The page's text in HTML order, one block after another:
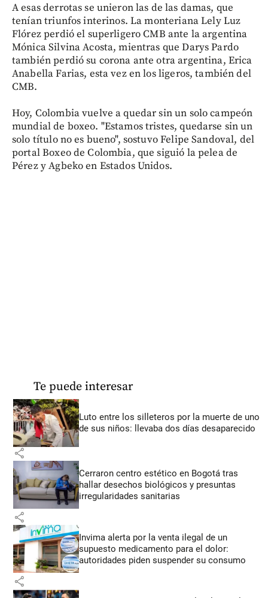
A esas derrotas se unieron las de las damas, que
tenían triunfos interinos. La monteriana Lely Luz
Flórez perdió el superligero CMB ante la argentina
Mónica Silvina Acosta, mientras que Darys Pardo
también perdió su corona ante otra argentina, Erica
Anabella Farias, esta vez en los ligeros, también del
CMB.
Hoy, Colombia vuelve a quedar sin un solo campeón
mundial de boxeo. "Estamos tristes, quedarse sin un
solo título no es bueno", sostuvo Felipe Sandoval, del
portal Boxeo de Colombia, que siguió la pelea de
Pérez y Agbeko en Estados Unidos.
Te puede interesar
Luto entre los silleteros por la muerte de uno
de sus niños: llevaba dos días desaparecido
share
Cerraron centro estético en Bogotá tras
hallar desechos biológicos y presuntas
irregularidades sanitarias
share
Invima alerta por la venta ilegal de un
supuesto medicamento para el dolor:
autoridades piden suspender su consumo
share